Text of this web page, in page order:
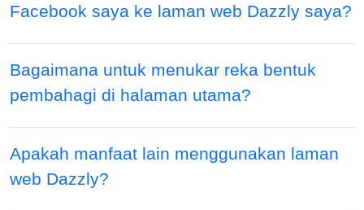
Facebook saya ke laman web Dazzly saya?
Bagaimana untuk menukar reka bentuk
pembahagi di halaman utama?
Apakah manfaat lain menggunakan laman
web Dazzly?